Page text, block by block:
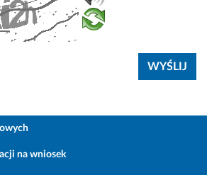
na wniosek